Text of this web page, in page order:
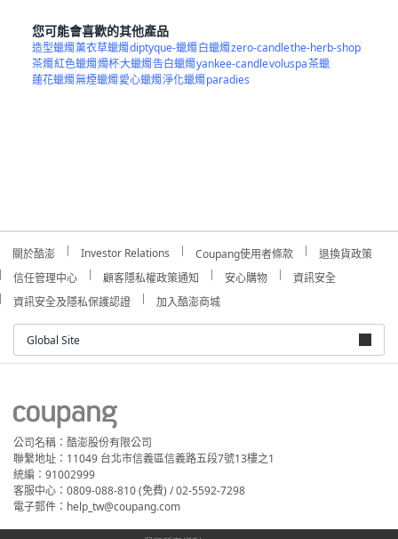
您可能會喜歡的其他產品
造型蠟燭薰衣草蠟燭diptyque-蠟燭白蠟燭zero-candlethe-herb-shop
茶燭紅色蠟燭燭杯大蠟燭告白蠟燭yankee-candlevoluspa茶蠟
蓮花蠟燭無煙蠟燭愛心蠟燭淨化蠟燭paradies
關於酷澎 Investor Relations Coupang使用者條款
退換貨政策
信任管理中心
顧客隱私權政策通知 安心購物
資訊安全
資訊安全及隱私保護認證
加入酷澎商城
Global Site
公司名稱：酷澎股份有限公司
聯繫地址：11049 台北市信義區信義路五段7號13樓之1
統編：91002999
客服中心：0809-088-810 (免費) / 02-5592-7298
電子郵件：help_tw@coupang.com